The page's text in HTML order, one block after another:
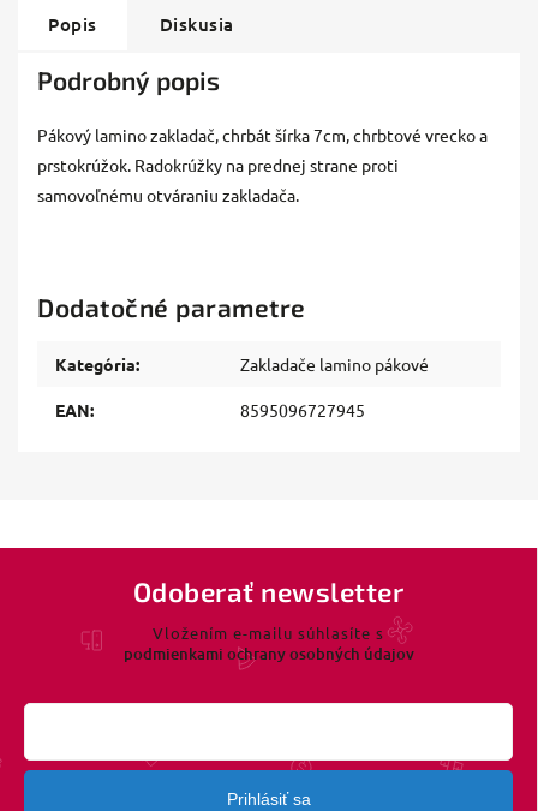
Popis Diskusia
Podrobný popis
Pákový lamino zakladač, chrbát šírka 7cm, chrbtové vrecko a
prstokrúžok. Radokrúžky na prednej strane proti
samovoľnému otváraniu zakladača.
Dodatočné parametre
Kategória: Zakladače lamino pákové
EAN: 8595096727945
Odoberať newsletter
Vložením e-mailu súhlasíte s
podmienkami ochrany osobných údajov
Prihlásiť sa